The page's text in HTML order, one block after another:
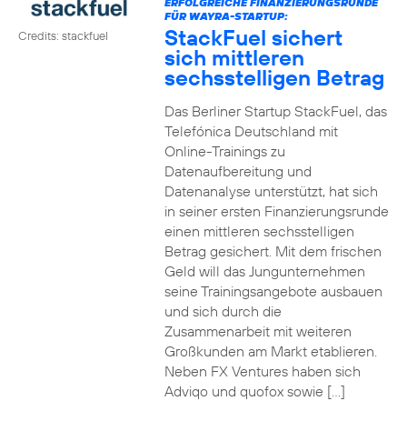
Credits: stackfuel
FÜR WAYRA-STARTUP:
StackFuel sichert
sich mittleren
sechsstelligen Betrag
Das Berliner Startup StackFuel, das
Telefónica Deutschland mit
Online-Trainings zu
Datenaufbereitung und
Datenanalyse unterstützt, hat sich
in seiner ersten Finanzierungsrunde
einen mittleren sechsstelligen
Betrag gesichert. Mit dem frischen
Geld will das Jungunternehmen
seine Trainingsangebote ausbauen
und sich durch die
Zusammenarbeit mit weiteren
Großkunden am Markt etablieren.
Neben FX Ventures haben sich
Adviqo und quofox sowie […]